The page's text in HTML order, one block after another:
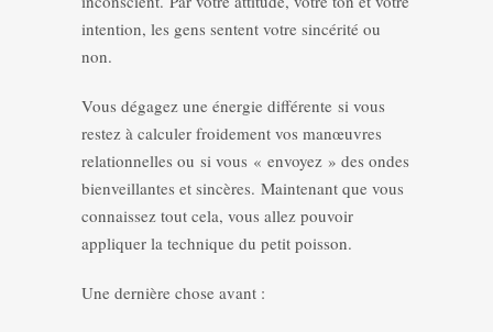
intention, les gens sentent votre sincérité ou
non.
Vous dégagez une énergie différente si vous
restez à calculer froidement vos manœuvres
relationnelles ou si vous « envoyez » des ondes
bienveillantes et sincères. Maintenant que vous
connaissez tout cela, vous allez pouvoir
appliquer la technique du petit poisson.
Une dernière chose avant :